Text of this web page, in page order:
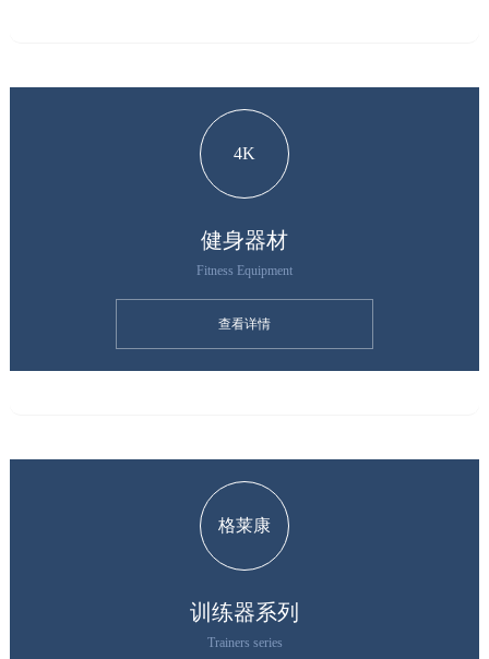
4K
健身器材
Fitness Equipment
查看详情
格莱康
训练器系列
Trainers series